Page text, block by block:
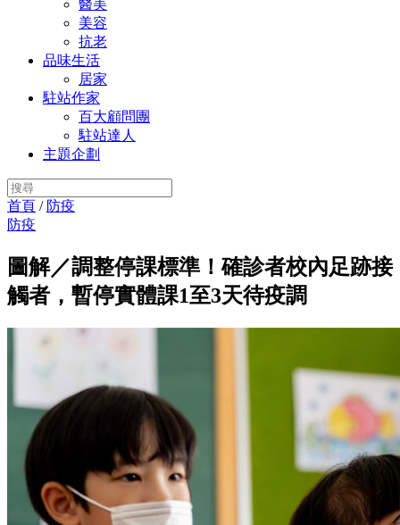
醫美
美容
抗老
品味生活
居家
駐站作家
百大顧問團
駐站達人
主題企劃
首頁 / 防疫
防疫
圖解／調整停課標準！確診者校內足跡接
觸者，暫停實體課1至3天待疫調